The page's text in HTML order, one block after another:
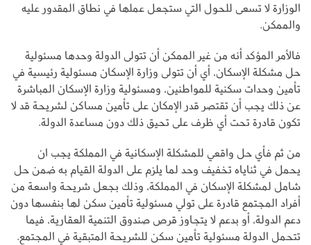
الوزارة لا تسعى للحول التي ستجعل عملها في نطاق المقدور عليه
والممكن.
فالأمر المؤكد أنه من غير الممكن أن تتولى الدولة وحدها مسئولية
حل مشكلة الإسكان، أي أن تتولى وزارة الإسكان مسئولية رئيسية في
تأمين وحدات سكنية للمواطنين، ومسئولية وزارة الإسكان المباشرة
عن ذلك يجب أن تقتصر قدر الإمكان على تأمين مساكن لشريحة قد لا
تكون قادرة تحت أي ظرف على تحيق ذلك دون مساعدة الدولة.
من ثم فأي حل واقعي للمشكلة الإسكانية في المملكة يجب ان
يحمل في ثناياه تخفيف وحد لما يلزم على الدولة القيام به ضمن حل
شامل لمشكلة الإسكان في المملكة، وذلك بجعل شريحة واسعة من
أفراد المجتمع قادرة على تولي مسئولية تأمين سكن لها بنفسها دون
دعم الدولة، أو بدعم لا يتجاوز قرص صندوق التنمية العقارية، فيما
تتحمل الدولة مسئولية تأمين سكن للشريحة المتبقية في المجتمع.